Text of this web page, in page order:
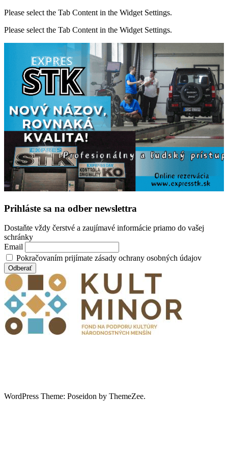
Please select the Tab Content in the Widget Settings.
Please select the Tab Content in the Widget Settings.
Prihláste sa na odber newslettra
Dostaňte vždy čerstvé a zaujímavé informácie priamo do vašej
schránky
Email
Pokračovaním prijímate zásady ochrany osobných údajov
WordPress Theme: Poseidon by ThemeZee.